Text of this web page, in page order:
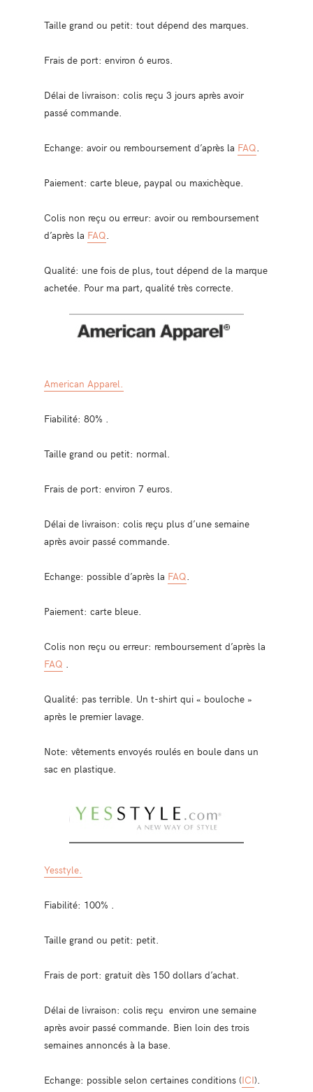
Taille grand ou petit: tout dépend des marques.
Frais de port: environ 6 euros.
Délai de livraison: colis reçu 3 jours après avoir
passé commande.
Echange: avoir ou remboursement d’après la FAQ.
Paiement: carte bleue, paypal ou maxichèque.
Colis non reçu ou erreur: avoir ou remboursement
d’après la FAQ.
Qualité: une fois de plus, tout dépend de la marque
achetée. Pour ma part, qualité très correcte.
American Apparel.
Fiabilité: 80% .
Taille grand ou petit: normal.
Frais de port: environ 7 euros.
Délai de livraison: colis reçu plus d’une semaine
après avoir passé commande.
Echange: possible d’après la FAQ.
Paiement: carte bleue.
Colis non reçu ou erreur: remboursement d’après la
FAQ .
Qualité: pas terrible. Un t-shirt qui « bouloche »
après le premier lavage.
Note: vêtements envoyés roulés en boule dans un
sac en plastique.
Yesstyle.
Fiabilité: 100% .
Taille grand ou petit: petit.
Frais de port: gratuit dès 150 dollars d’achat.
Délai de livraison: colis reçu environ une semaine
après avoir passé commande. Bien loin des trois
semaines annoncés à la base.
Echange: possible selon certaines conditions (ICI).